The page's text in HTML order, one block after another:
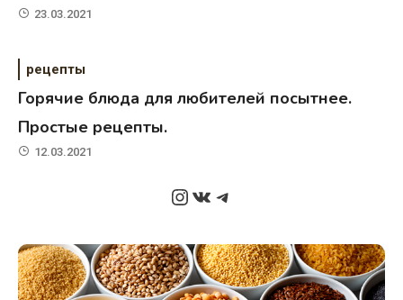
23.03.2021
рецепты
Горячие блюда для любителей посытнее.
Простые рецепты.
12.03.2021
Instagram
ВКонтакте
Telegram